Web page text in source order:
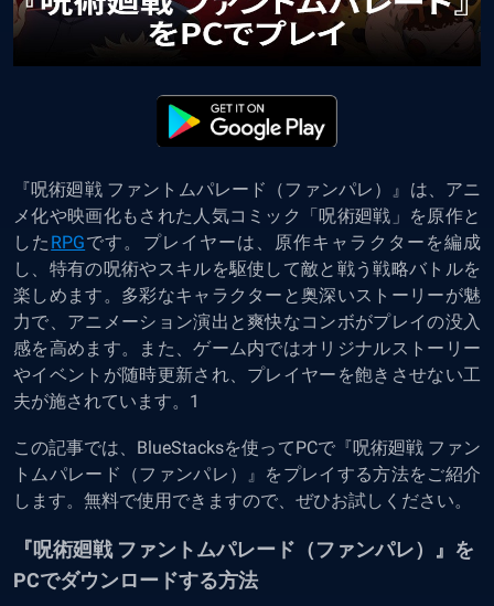
『呪術廻戦 ファントムパレード（ファンパレ）』 は、アニ
メ化や映画化もされた人気コミック「呪術廻戦」を原作と
した RPGです。プレイヤーは、原作キャラクターを編成
し、特有の呪術やスキルを駆使して敵と戦う戦略バトルを
楽しめます。多彩なキャラクターと奥深いストーリーが魅
力で、アニメーション演出と爽快なコンボがプレイの没入
感を高めます。また、ゲーム内ではオリジナルストーリー
やイベントが随時更新され、プレイヤーを飽きさせない工
夫が施されています。 1
この記事では、BlueStacksを使ってPCで『呪術廻戦 ファン
トムパレード（ファンパレ）』をプレイする方法をご紹介
します。無料で使用できますので、ぜひお試しください。
『呪術廻戦 ファントムパレード（ファンパレ）』を
PCでダウンロードする方法